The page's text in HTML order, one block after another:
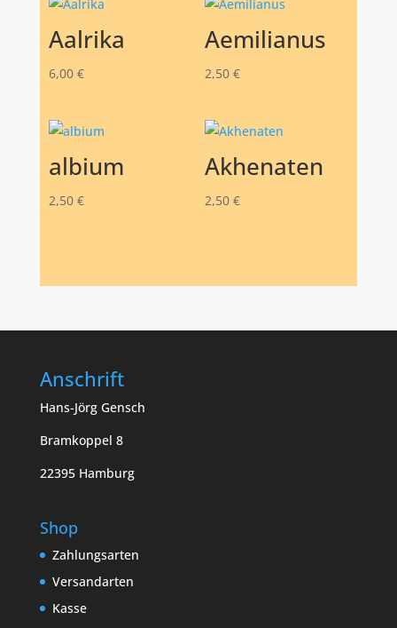
Aalrika
6,00 €
Aemilianus
2,50 €
albium
2,50 €
Akhenaten
2,50 €
Anschrift
Hans-Jörg Gensch
Bramkoppel 8
22395 Hamburg
Shop
Zahlungsarten
Versandarten
Kasse